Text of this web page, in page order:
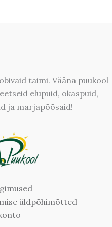
taimi. Vääna puukool
elupuid, okaspuid,
ja marjapõõsaid!
üldpõhimõtted